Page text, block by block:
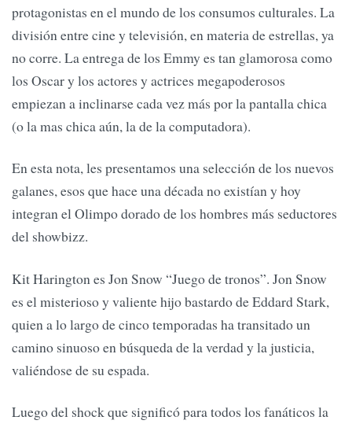
protagonistas en el mundo de los consumos culturales. La
división entre cine y televisión, en materia de estrellas, ya
no corre. La entrega de los Emmy es tan glamorosa como
los Oscar y los actores y actrices megapoderosos
empiezan a inclinarse cada vez más por la pantalla chica
(o la mas chica aún, la de la computadora).
En esta nota, les presentamos una selección de los nuevos
galanes, esos que hace una década no existían y hoy
integran el Olimpo dorado de los hombres más seductores
del showbizz.
Kit Harington es Jon Snow “Juego de tronos”. Jon Snow
es el misterioso y valiente hijo bastardo de Eddard Stark,
quien a lo largo de cinco temporadas ha transitado un
camino sinuoso en búsqueda de la verdad y la justicia,
valiéndose de su espada.
Luego del shock que significó para todos los fanáticos la